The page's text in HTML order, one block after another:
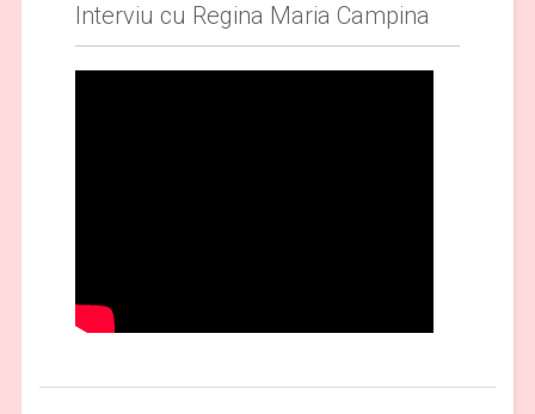
Interviu cu Regina Maria Campina